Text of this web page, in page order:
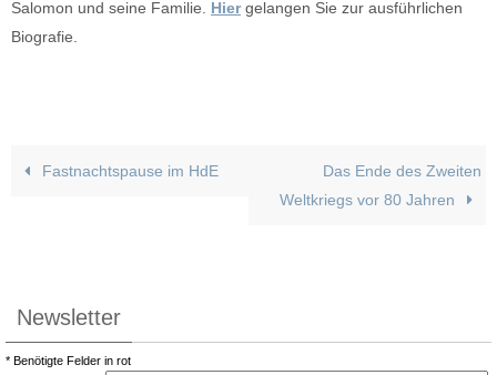
Salomon und seine Familie. Hiergelangen Sie zur ausführlichen
Biografie.
Fastnachtspause im HdE
Das Ende des Zweiten
Weltkriegs vor 80 Jahren
Newsletter